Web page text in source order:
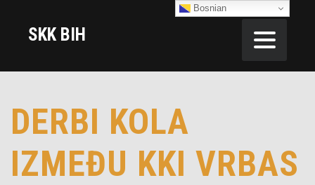
SKK BIH
DERBI KOLA
IZMEĐU KKI VRBAS
Bosnian